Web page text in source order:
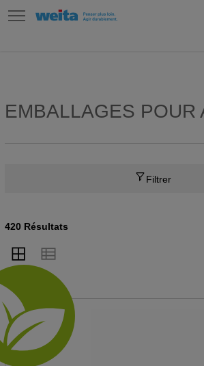
EMBALLAGES POUR
Filtrer
420 Résultats